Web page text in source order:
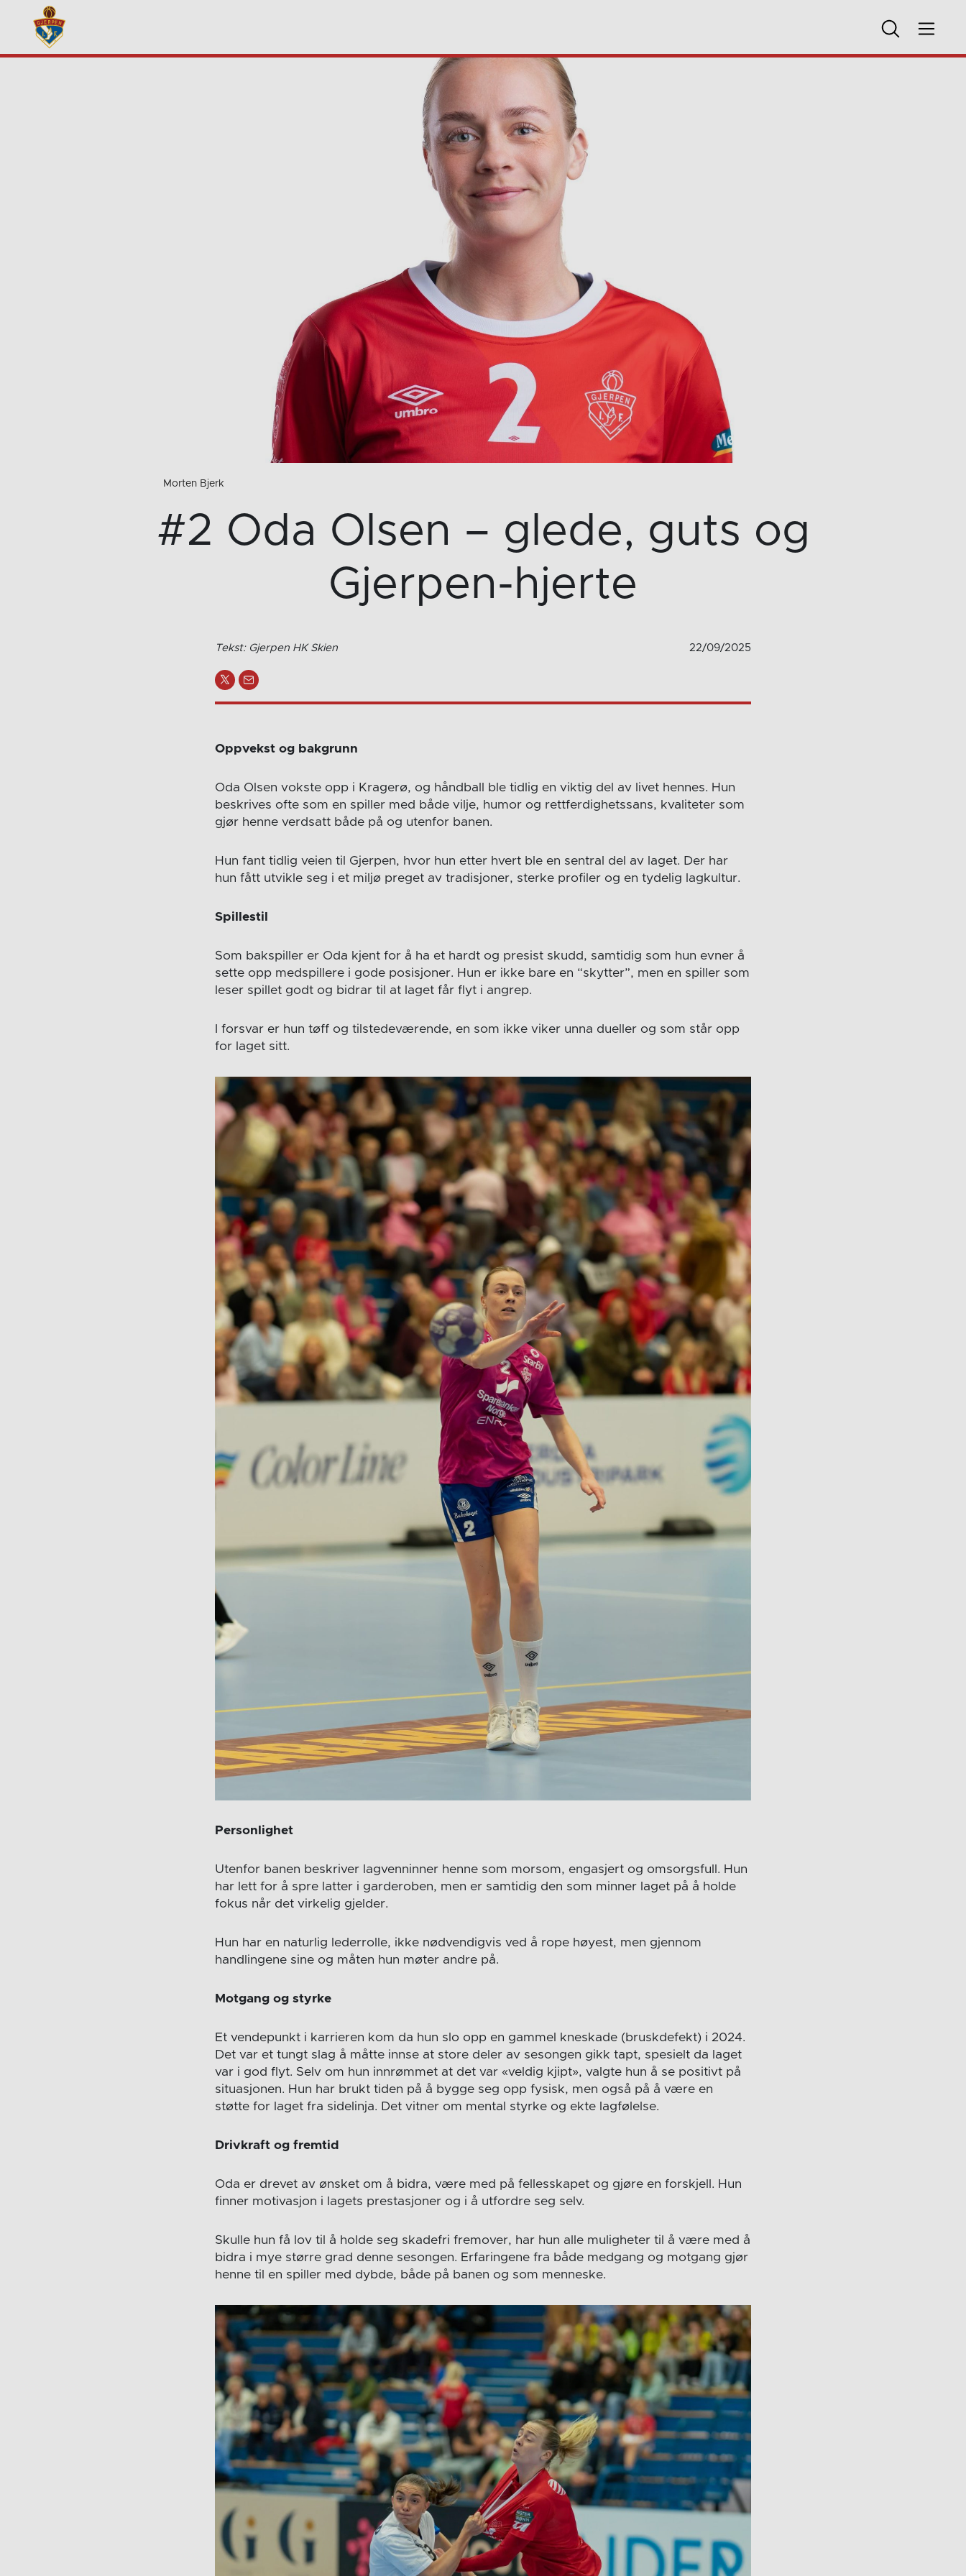
Morten Bjerk
#2 Oda Olsen – glede, guts og
Gjerpen-hjerte
Tekst: Gjerpen HK Skien 22/09/2025
Oppvekst og bakgrunn
Oda Olsen vokste opp i Kragerø, og håndball ble tidlig en viktig del av livet hennes. Hun
beskrives ofte som en spiller med både vilje, humor og rettferdighetssans, kvaliteter som
gjør henne verdsatt både på og utenfor banen.
Hun fant tidlig veien til Gjerpen, hvor hun etter hvert ble en sentral del av laget. Der har
hun fått utvikle seg i et miljø preget av tradisjoner, sterke profiler og en tydelig lagkultur.
Spillestil
Som bakspiller er Oda kjent for å ha et hardt og presist skudd, samtidig som hun evner å
sette opp medspillere i gode posisjoner. Hun er ikke bare en “skytter”, men en spiller som
leser spillet godt og bidrar til at laget får flyt i angrep.
I forsvar er hun tøff og tilstedeværende, en som ikke viker unna dueller og som står opp
for laget sitt.
Personlighet
Utenfor banen beskriver lagvenninner henne som morsom, engasjert og omsorgsfull. Hun
har lett for å spre latter i garderoben, men er samtidig den som minner laget på å holde
fokus når det virkelig gjelder.
Hun har en naturlig lederrolle, ikke nødvendigvis ved å rope høyest, men gjennom
handlingene sine og måten hun møter andre på.
Motgang og styrke
Et vendepunkt i karrieren kom da hun slo opp en gammel kneskade (bruskdefekt) i 2024.
Det var et tungt slag å måtte innse at store deler av sesongen gikk tapt, spesielt da laget
var i god flyt. Selv om hun innrømmet at det var «veldig kjipt», valgte hun å se positivt på
situasjonen. Hun har brukt tiden på å bygge seg opp fysisk, men også på å være en
støtte for laget fra sidelinja. Det vitner om mental styrke og ekte lagfølelse.
Drivkraft og fremtid
Oda er drevet av ønsket om å bidra, være med på fellesskapet og gjøre en forskjell. Hun
finner motivasjon i lagets prestasjoner og i å utfordre seg selv.
Skulle hun få lov til å holde seg skadefri fremover, har hun alle muligheter til å være med å
bidra i mye større grad denne sesongen. Erfaringene fra både medgang og motgang gjør
henne til en spiller med dybde, både på banen og som menneske.